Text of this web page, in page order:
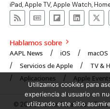
iPad, Apple TV, Apple Watch,
Hablamos sobre
AAPL News iOS macOS
Servicios de Apple
TV &
Aplicaciones
Apple
© 2008 mecambioaMac – Todo
Utilizamos cookies para
experiencia al usuario en
utilizando este sitio